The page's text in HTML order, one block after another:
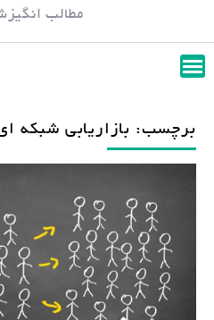
n
مطالب
برچسب: بازاریابی شبکه